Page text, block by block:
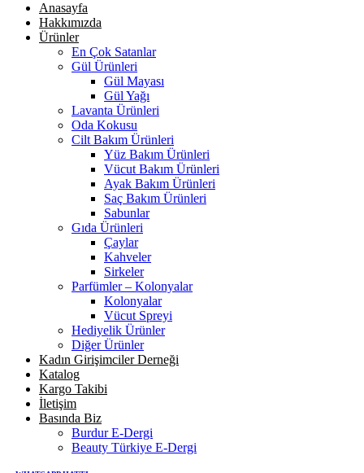
Anasayfa
Hakkımızda
Ürünler
En Çok Satanlar
Gül Ürünleri
Gül Mayası
Gül Yağı
Lavanta Ürünleri
Oda Kokusu
Cilt Bakım Ürünleri
Yüz Bakım Ürünleri
Vücut Bakım Ürünleri
Ayak Bakım Ürünleri
Saç Bakım Ürünleri
Sabunlar
Gıda Ürünleri
Çaylar
Kahveler
Sirkeler
Parfümler – Kolonyalar
Kolonyalar
Vücut Spreyi
Hediyelik Ürünler
Diğer Ürünler
Kadın Girişimciler Derneği
Katalog
Kargo Takibi
İletişim
Basında Biz
Burdur E-Dergi
Beauty Türkiye E-Dergi